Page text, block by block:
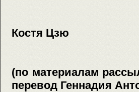
Костя Цзю
(по материалам
перевод Геннадия